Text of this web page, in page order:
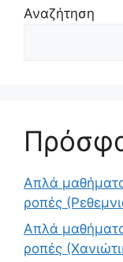
Αναζήτηση
Απλά
ροπές
Απλά
ροπές